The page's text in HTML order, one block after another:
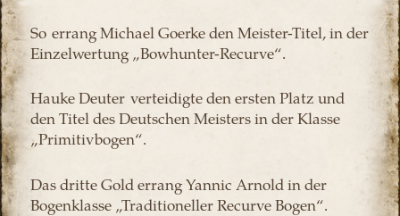
So errang Michael Goerke den Meister-Titel, in der
Einzelwertung „Bowhunter-Recurve“.
Hauke Deuter verteidigte den ersten Platz und
den Titel des Deutschen Meisters in der Klasse
„Primitivbogen“.
Das dritte Gold errang Yannic Arnold in der
Bogenklasse „Traditioneller Recurve Bogen“.